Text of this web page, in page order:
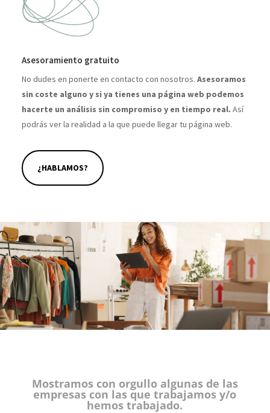
Asesoramiento gratuito
No dudes en ponerte en contacto con nosotros. Asesoramos
sin coste alguno y si ya tienes una página web podemos
hacerte un análisis sin compromiso y en tiempo real. Así
podrás ver la realidad a la que puede llegar tu página web.
¿HABLAMOS?
Mostramos con orgullo algunas de las
empresas con las que trabajamos y/o
hemos trabajado.